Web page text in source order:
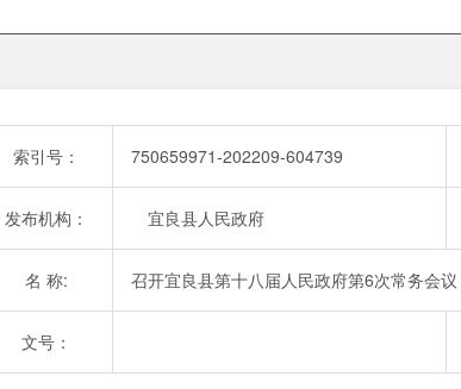
索引号： 750659971-202209-604739
发布机构： 宜良县人民政府
名 称: 召开宜良县第十八届人民政府第6次常务会议
文号：